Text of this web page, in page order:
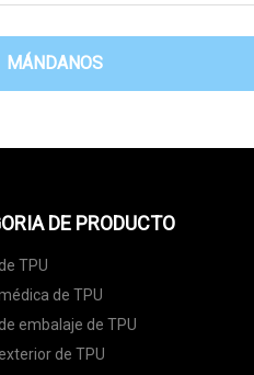
MÁNDANOS
DE PRODUCTO
TPU
de TPU
embalaje de TPU
de TPU